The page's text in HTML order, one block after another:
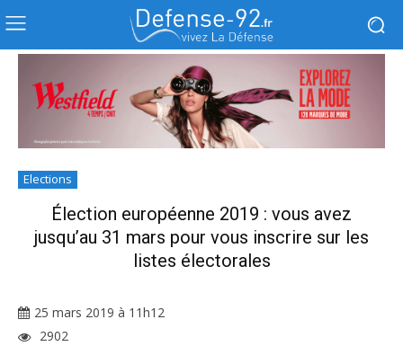
Elections
Élection européenne 2019 : vous avez
jusqu’au 31 mars pour vous inscrire sur les
listes électorales
25 mars 2019 à 11h12
2902